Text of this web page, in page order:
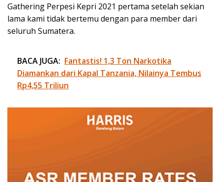
Gathering Perpesi Kepri 2021 pertama setelah sekian
lama kami tidak bertemu dengan para member dari
seluruh Sumatera.
BACA JUGA: Fantastis! 1,3 Ton Narkotika
Diamankan dari Kapal Tanzania, Nilainya Tembus
Rp4,55 Triliun